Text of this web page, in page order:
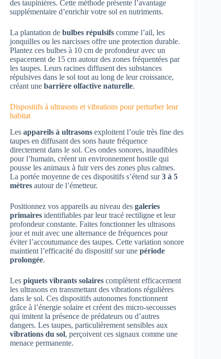
des taupinières. Cette méthode présente l’avantage
supplémentaire d’enrichir votre sol en nutriments.
La plantation de bulbes répulsifs comme l’ail, les
jonquilles ou les narcisses offre une protection durable.
Plantez ces bulbes à 10 cm de profondeur avec un
espacement de 15 cm autour des zones fréquentées par
les taupes. Leurs racines diffusent des substances
répulsives dans le sol tout au long de leur croissance,
créant une barrière olfactive naturelle.
Dispositifs à ultrasons et vibrations pour perturber leur
habitat
Les appareils à ultrasons exploitent l’ouïe très fine des
taupes en diffusant des sons haute fréquence
directement dans le sol. Ces ondes sonores, inaudibles
pour l’humain, créent un environnement hostile qui
pousse les animaux à fuir vers des zones plus calmes.
La portée moyenne de ces dispositifs s’étend sur3 à 5
mètres autour de l’émetteur.
Positionnez vos appareils au niveau des galeries
primaires identifiables par leur tracé rectiligne et leur
profondeur constante. Faites fonctionner les ultrasons
jour et nuit avec une alternance de fréquences pour
éviter l’accoutumance des taupes. Cette variation sonore
maintient l’efficacité du dispositif sur une période
prolongée.
Les piquets vibrants solaires complètent efficacement
les ultrasons en transmettant des vibrations régulières
dans le sol. Ces dispositifs autonomes fonctionnent
grâce à l’énergie solaire et créent des micro-secousses
qui imitent la présence de prédateurs ou d’autres
dangers. Les taupes, particulièrement sensibles aux
vibrations du sol, perçoivent ces signaux comme une
menace permanente.